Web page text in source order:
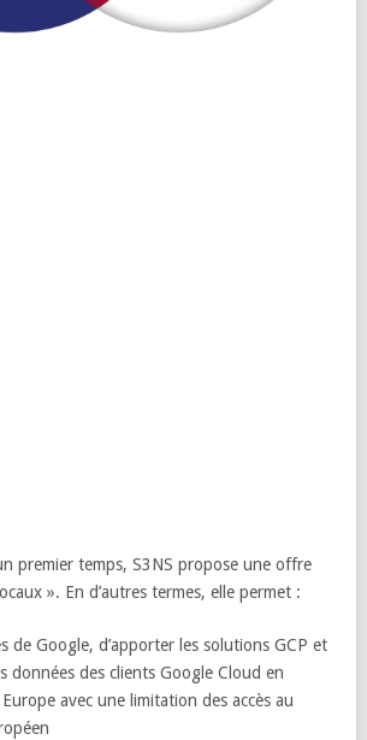
premier temps, S3NS propose une offre
». En d’autres termes, elle permet :
de Google, d’apporter les solutions GCP et
données des clients Google Cloud en
avec une limitation des accès au